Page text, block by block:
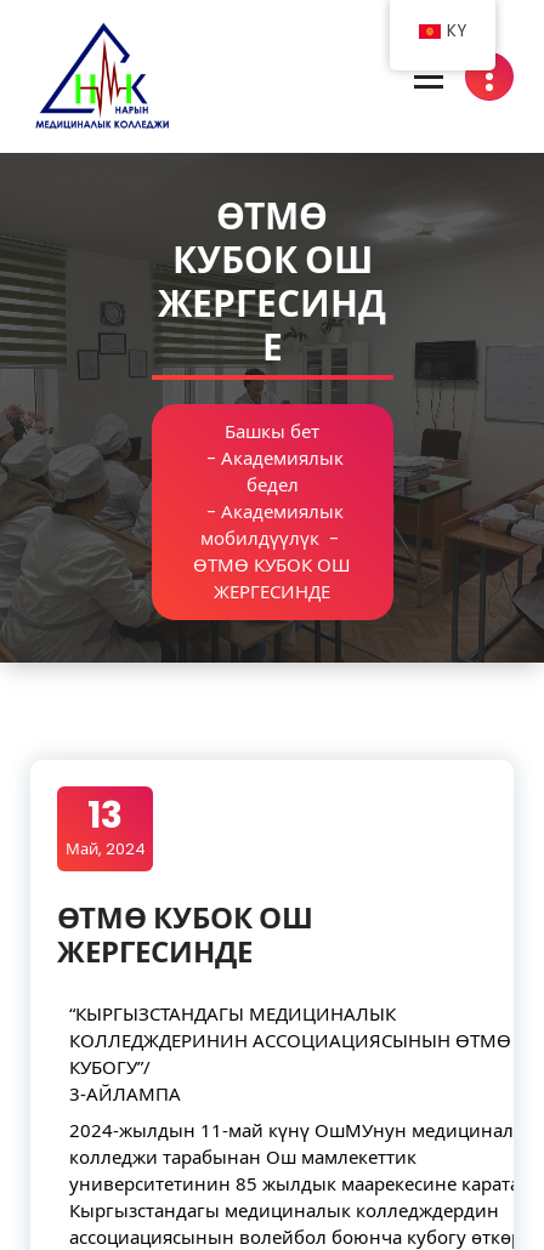
ӨТМӨ
КУБОК ОШ
ЖЕРГЕСИНД
Е
Башкы бет
- Академиялык
бедел
- Академиялык
мобилдүүлүк -
ӨТМӨ КУБОК ОШ
ЖЕРГЕСИНДЕ
13
Май, 2024
ӨТМӨ КУБОК ОШ
ЖЕРГЕСИНДЕ
“КЫРГЫЗСТАНДАГЫ МЕДИЦИНАЛЫК
КОЛЛЕДЖДЕРИНИН АССОЦИАЦИЯСЫНЫН ӨТМӨ
КУБОГУ”/
3-АЙЛАМПА
2024-жылдын 11-май күнү ОшМУнун медициналык
колледжи тарабынан Ош мамлекеттик
университетинин 85 жылдык маарекесине карата
Кыргызстандагы медициналык колледждердин
ассоциациясынын волейбол боюнча кубогу
KY